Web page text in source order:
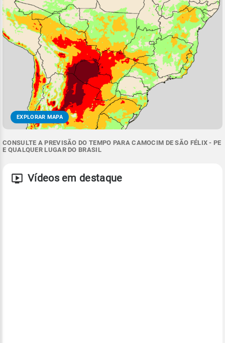
EXPLORAR MAPA
CONSULTE A PREVISÃO DO TEMPO PARA CAMOCIM DE SÃO FÉLIX - PE
E QUALQUER LUGAR DO BRASIL
Vídeos em destaque